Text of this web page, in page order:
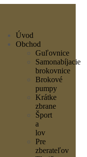
Úvod
Obchod
Guľovnice
Samonabíjacie
brokovnice
Brokové
pumpy
Krátke
zbrane
Šport
a
lov
Pre
zberateľov